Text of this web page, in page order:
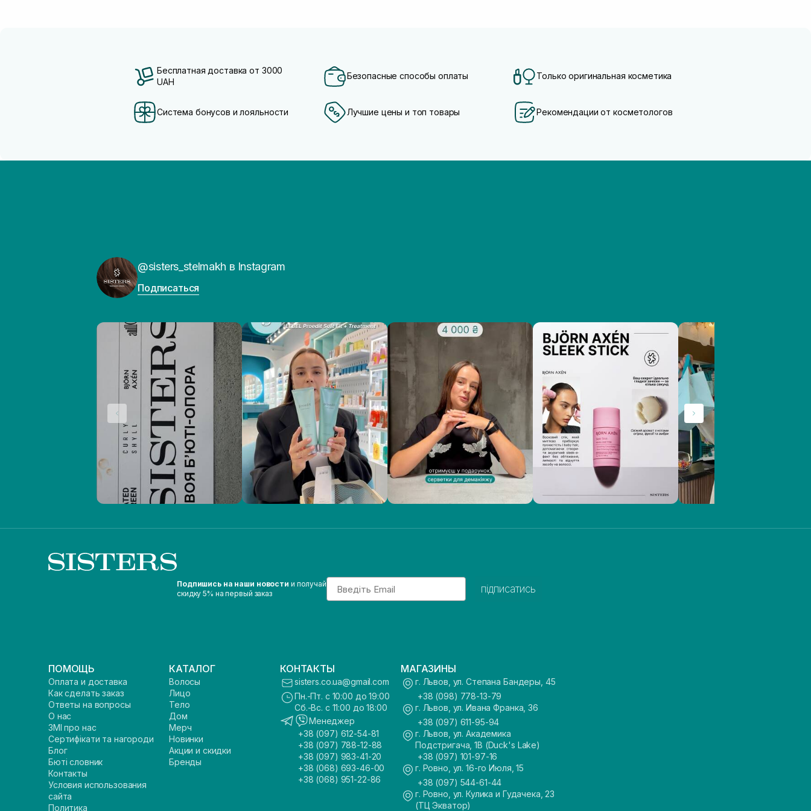
Бесплатная доставка от 3000
UAH
Безопасные способы оплаты Только оригинальная косметика
Система бонусов и лояльности Лучшие цены и топ товары Рекомендации от косметологов
@sisters_stelmakh в Instagram
Подписаться
Подпишись на наши новости и получай
скидку 5% на первый заказ
Email
підписатись
ПОМОЩЬ
Оплата и доставка
Как сделать заказ
Ответы на вопросы
О нас
ЗМІ про нас
Сертифікати та нагороди
Блог
Бюті словник
Контакты
Условия использования
сайта
Политика
КАТАЛОГ
Волосы
Лицо
Тело
Дом
Мерч
Новинки
Акции и скидки
Бренды
КОНТАКТЫ
sisters.co.ua@gmail.com
Пн.-Пт. с 10:00 до 19:00
Сб.-Вс. с 11:00 до 18:00
Менеджер
+38 (097) 612-54-81
+38 (097) 788-12-88
+38 (097) 983-41-20
+38 (068) 693-46-00
+38 (068) 951-22-86
МАГАЗИНЫ
г. Львов, ул. Степана Бандеры, 45
+38 (098) 778-13-79
г. Львов, ул. Ивана Франка, 36
+38 (097) 611-95-94
г. Львов, ул. Академика
Подстригача, 1В (Duck's Lake)
+38 (097) 101-97-16
г. Ровно, ул. 16-го Июля, 15
+38 (097) 544-61-44
г. Ровно, ул. Кулика и Гудачека, 23
(ТЦ Экватор)